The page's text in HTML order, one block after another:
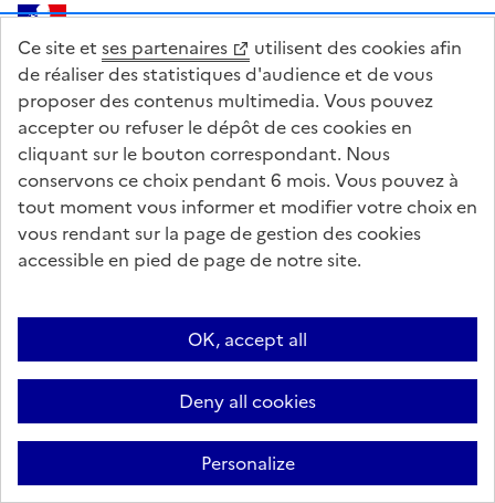
Pied de page
MINISTÈRE
DE L'AGRICULTURE
DE L'AGRO-ALIMENTAIRE
ET DE LA SOUVERAINETÉ
ALIMENTAIRE
legifrance.gouv.fr
info.gouv.fr
service-public.gouv.fr
data.gouv.fr
Accessibilité : partiellement conforme
Questions fréquentes / Contacts
Informations publiques
Flux RSS
Archives presse
Sauf mention contraire, tous les textes de ce site sont sous licence
Ce site et ses partenaires
utilisent des cookies afin
de réaliser des statistiques d'audience et de vous
proposer des contenus multimedia. Vous pouvez
accepter ou refuser le dépôt de ces cookies en
cliquant sur le bouton correspondant. Nous
conservons ce choix pendant 6 mois. Vous pouvez à
tout moment vous informer et modifier votre choix en
vous rendant sur la page de gestion des cookies
accessible en pied de page de notre site.
OK, accept all
Deny all cookies
Personalize